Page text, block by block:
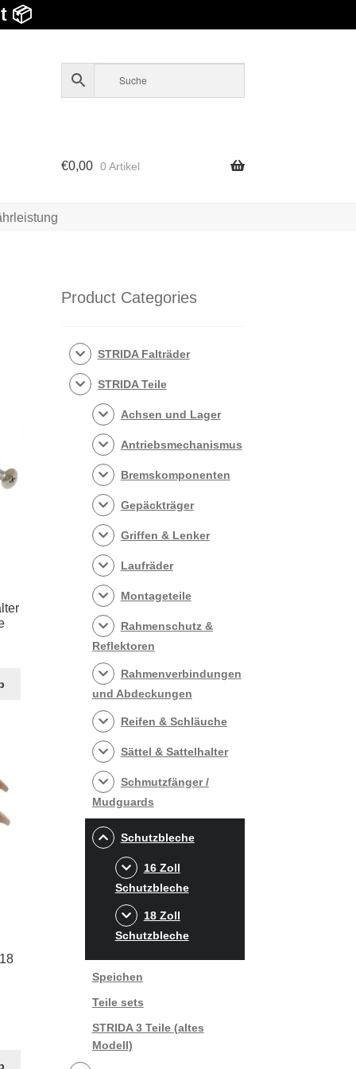
📦
€0,00 0 Artikel
Product Categories
STRIDA Falträder
STRIDA Teile
Achsen und Lager
Antriebsmechanismus
Bremskomponenten
Gepäckträger
Griffen & Lenker
Laufräder
Montageteile
Rahmenschutz &
Reflektoren
Rahmenverbindungen
und Abdeckungen
Reifen & Schläuche
Sättel & Sattelhalter
Schmutzfänger /
Mudguards
Schutzbleche
16 Zoll
Schutzbleche
18 Zoll
Schutzbleche
Speichen
Teile sets
STRIDA 3 Teile (altes
Modell)